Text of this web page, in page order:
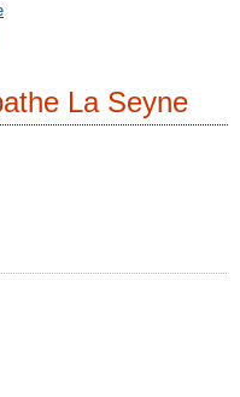
La Seyne